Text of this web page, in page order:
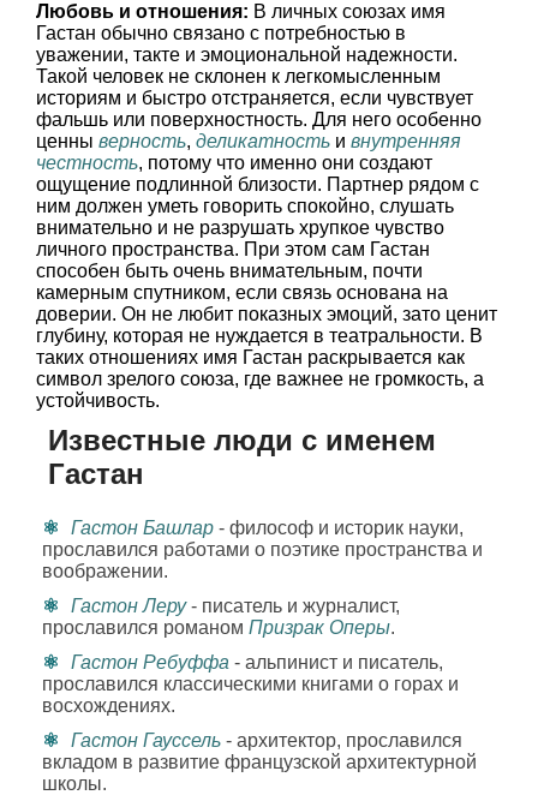
Любовь и отношения: В личных союзах имя
Гастан обычно связано с потребностью в
уважении, такте и эмоциональной надежности.
Такой человек не склонен к легкомысленным
историям и быстро отстраняется, если чувствует
фальшь или поверхностность. Для него особенно
ценны верность, деликатность и внутренняя
честность, потому что именно они создают
ощущение подлинной близости. Партнер рядом с
ним должен уметь говорить спокойно, слушать
внимательно и не разрушать хрупкое чувство
личного пространства. При этом сам Гастан
способен быть очень внимательным, почти
камерным спутником, если связь основана на
доверии. Он не любит показных эмоций, зато ценит
глубину, которая не нуждается в театральности. В
таких отношениях имя Гастан раскрывается как
символ зрелого союза, где важнее не громкость, а
устойчивость.
Известные люди с именем
Гастан
Гастон Башлар - философ и историк науки,
прославился работами о поэтике пространства и
воображении.
Гастон Леру- писатель и журналист,
прославился романом Призрак Оперы.
Гастон Ребуффа - альпинист и писатель,
прославился классическими книгами о горах и
восхождениях.
Гастон Гауссель - архитектор, прославился
вкладом в развитие французской архитектурной
школы.